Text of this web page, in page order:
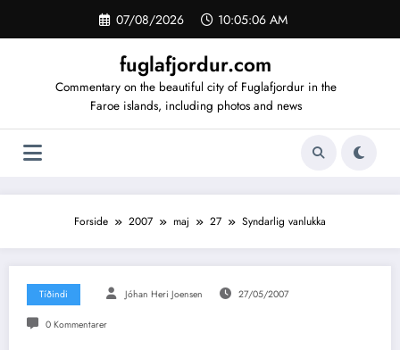
indhold
07/08/2026 10:05:06 AM
fuglafjordur.com
Commentary on the beautiful city of Fuglafjordur in the
Faroe islands, including photos and news
Forside 2007 maj 27 Syndarlig vanlukka
Tíðindi Jóhan Heri Joensen 27/05/2007
0 Kommentarer